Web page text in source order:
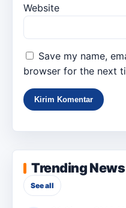
Website
Save my name,
browser for the next
Trending News
See all